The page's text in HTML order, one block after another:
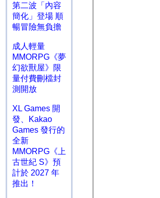
第二波「內容
簡化」登場 順
暢冒險無負擔
成人輕量
MMORPG《夢
幻欲獸屋》限
量付費刪檔封
測開放
XL Games 開
發、Kakao
Games 發行的
全新
MMORPG《上
古世紀 S》預
計於 2027 年
推出！